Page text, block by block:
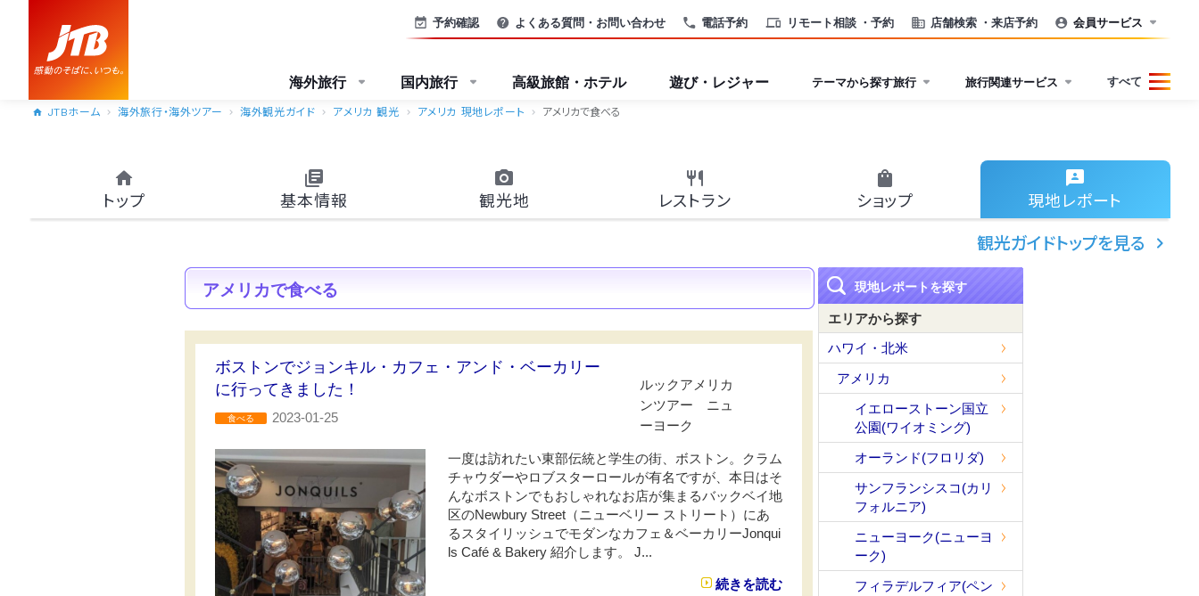
電話予約 リモート相談 ・予約 店舗検索 ・来店予約
予約確認 よくある質問・お問い合わせ 会員サービス
海外旅行 国内旅行 高級旅館・ホテル 遊び・レジャー テーマから探す旅行 旅行関連サービス すべて
JTBホーム 海外旅行・海外ツアー 海外観光ガイド アメリカ 観光 アメリカ 現地レポート アメリカで食べる
トップ 基本情報 観光地 レストラン ショップ 現地 レポート
観光ガイドトップを見る
アメリカで食べる
ボストンでジョンキル・カフェ・アンド・ベーカリー
に行ってきました！
食べる 2023-01-25
ルックアメリカ
ンツアー ニュ
ーヨーク
一度は訪れたい東部伝統と学生の街、ボストン。クラム
チャウダーやロブスターロールが有名ですが、本日はそ
んなボストンでもおしゃれなお店が集まるバックベイ地
区のNewbury Street（ニューベリー ストリート）にあ
るスタイリッシュでモダンなカフェ＆ベーカリーJonqui
ls Café & Bakery 紹介します。 J...
続きを読む
現地レポートを探す
エリアから探す
ハワイ・北米
アメリカ
イエローストーン国立
公園(ワイオミング)
オーランド(フロリダ)
サンフランシスコ(カリ
フォルニア)
ニューヨーク(ニューヨ
ーク)
フィラデルフィア(ペン